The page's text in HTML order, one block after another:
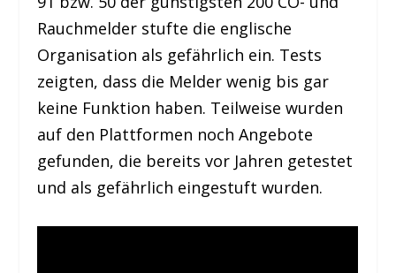
Rauchmelder stufte die englische
Organisation als gefährlich ein. Tests
zeigten, dass die Melder wenig bis gar
keine Funktion haben. Teilweise wurden
auf den Plattformen noch Angebote
gefunden, die bereits vor Jahren getestet
und als gefährlich eingestuft wurden.